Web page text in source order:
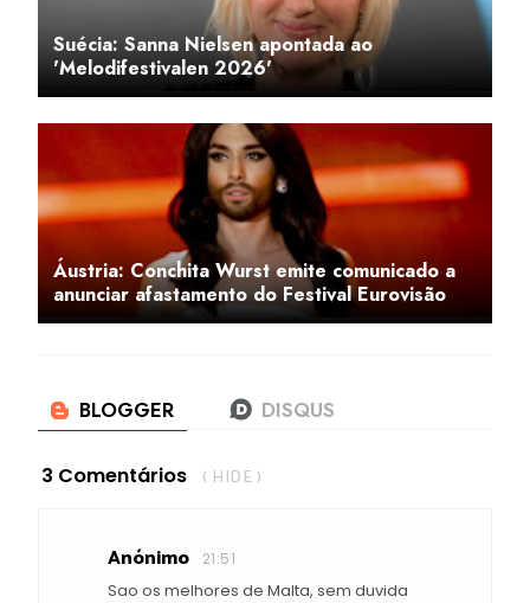
Suécia: Sanna Nielsen apontada ao
'Melodifestivalen 2026'
Áustria: Conchita Wurst emite comunicado a
anunciar afastamento do Festival Eurovisão
3 Comentários ( HIDE )
Anónimo 21:51
Sao os melhores de Malta, sem duvida